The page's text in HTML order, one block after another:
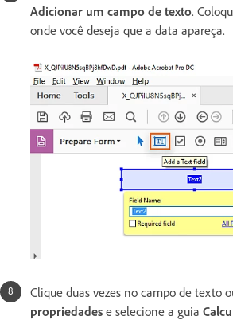
Adicionar um campo de texto.
onde você deseja que a data apareça.
Clique duas vezes no campo de texto
propriedades e selecione a guia